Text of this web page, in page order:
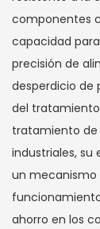
componentes
capacidad
precisión de
desperdicio de
del
tratamiento de
industriales,
un mecanismo
ahorro en los